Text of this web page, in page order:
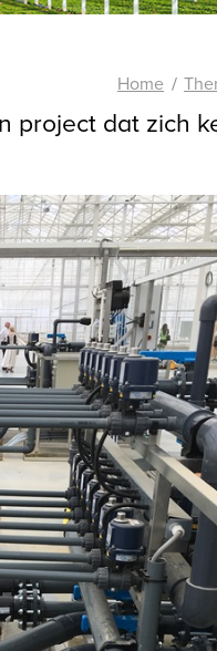
Home
project dat zich